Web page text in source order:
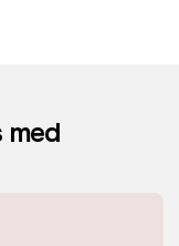
med